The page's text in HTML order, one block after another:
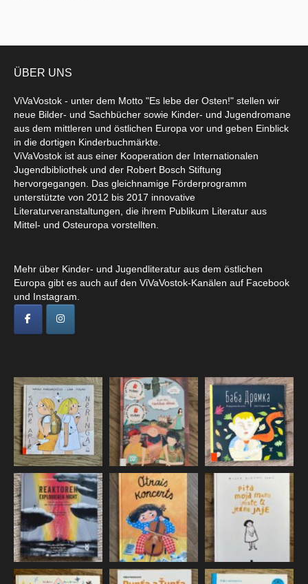
ÜBER UNS
ViVaVostok - unter dem Motto "Es lebe der Osten!" stellen wir
neue Bilder- und Sachbücher sowie Kinder- und Jugendromane
aus dem mittleren und östlichen Europa vor und geben Einblick
in die dortigen Kinderbuchmärkte.
ViVaVostok ist aus einer Kooperation der Internationalen
Jugendbibliothek und der Robert Bosch Stiftung
hervorgegangen. Das gleichnamige Förderprogramm
unterstützte von 2012 bis 2017 innovative
Literaturveranstaltungen, die ihrem Publikum Literatur aus
Mittel- und Osteuropa vorstellten.
Mehr über Kinder- und Jugendliteratur aus dem östlichen
Europa gibt es auch auf den ViVaVostok-Kanälen auf Facebook
und Instagram.